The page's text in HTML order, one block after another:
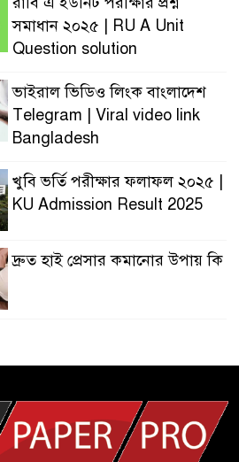
সমাধান ২০২৫ | RU A Unit
Question solution
ভাইরাল ভিডিও লিংক বাংলাদেশ
Telegram | Viral video link
Bangladesh
খুবি ভর্তি পরীক্ষার ফলাফল ২০২৫ |
KU Admission Result 2025
দ্রুত হাই প্রেসার কমানোর উপায় কি
২০২৫ | Today Dakhil Exam
খুবি সি ইউনিট ভর্তি পরীক্ষার প্রশ্ন
২০২৫ | KU C Unit Admission